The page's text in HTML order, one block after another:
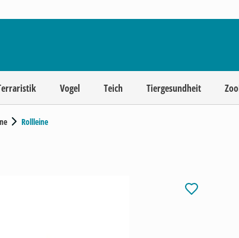
Vogel Teich Tiergesundheit
Rollleine